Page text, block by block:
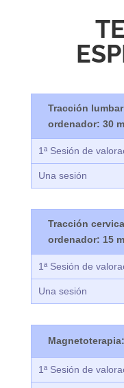
Tracción
ordenador: 30
1ª Sesión de
Una sesión
Tracción
ordenador: 15
1ª Sesión de
Una sesión
1ª Sesión de